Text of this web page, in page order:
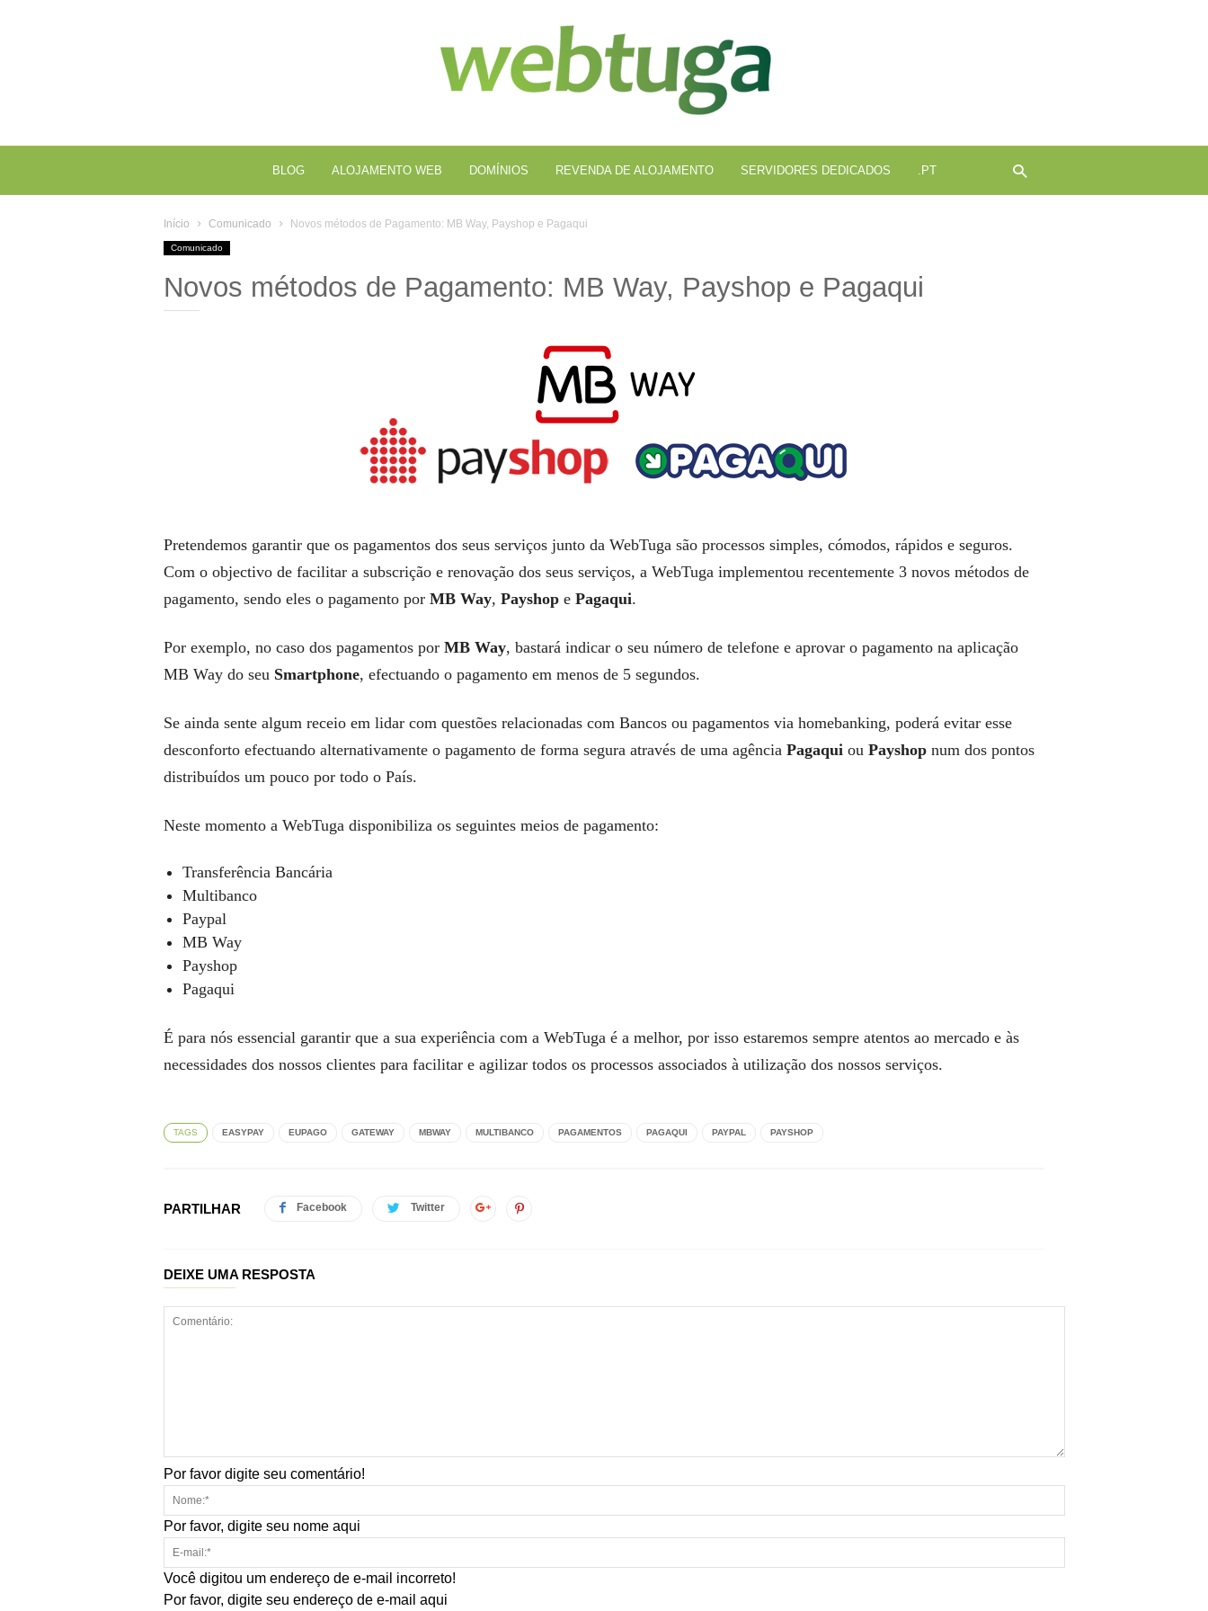
BLOG ALOJAMENTO WEB DOMÍNIOS REVENDA DE ALOJAMENTO SERVIDORES DEDICADOS .PT
Início Comunicado Novos métodos de Pagamento: MB Way, Payshop e Pagaqui
Comunicado
Novos métodos de Pagamento: MB Way, Payshop e Pagaqui
Pretendemos garantir que os pagamentos dos seus serviços junto da WebTuga são processos simples, cómodos, rápidos e seguros.
Com o objectivo de facilitar a subscrição e renovação dos seus serviços, a WebTuga implementou recentemente 3 novos métodos de
pagamento, sendo eles o pagamento por MB Way, Payshop e Pagaqui.
Por exemplo, no caso dos pagamentos por MB Way, bastará indicar o seu número de telefone e aprovar o pagamento na aplicação
MB Way do seu Smartphone, efectuando o pagamento em menos de 5 segundos.
Se ainda sente algum receio em lidar com questões relacionadas com Bancos ou pagamentos via homebanking, poderá evitar esse
desconforto efectuando alternativamente o pagamento de forma segura através de uma agência Pagaqui ou Payshop num dos pontos
distribuídos um pouco por todo o País.
Neste momento a WebTuga disponibiliza os seguintes meios de pagamento:
Transferência Bancária
Multibanco
Paypal
MB Way
Payshop
Pagaqui
É para nós essencial garantir que a sua experiência com a WebTuga é a melhor, por isso estaremos sempre atentos ao mercado e às
necessidades dos nossos clientes para facilitar e agilizar todos os processos associados à utilização dos nossos serviços.
TAGS EASYPAY EUPAGO GATEWAY MBWAY MULTIBANCO PAGAMENTOS PAGAQUI PAYPAL PAYSHOP
PARTILHAR Facebook Twitter
DEIXE UMA RESPOSTA
Por favor digite seu comentário!
Por favor, digite seu nome aqui
Você digitou um endereço de e-mail incorreto!
Por favor, digite seu endereço de e-mail aqui